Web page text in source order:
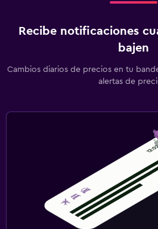
Recibe notificaciones
bajen
Cambios diarios de precios en tu
alertas de